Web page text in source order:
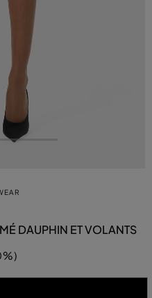
DAUPHIN ET VOLANTS